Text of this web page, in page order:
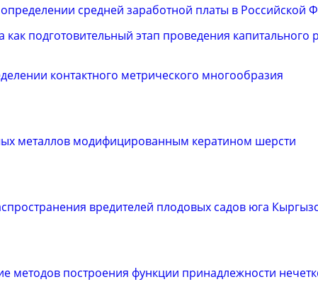
средней заработной платы в Российской
подготовительный этап проведения капитального
контактного метрического многообразия
металлов модифицированным кератином шерсти
вредителей плодовых садов юга
методов построения функции принадлежности